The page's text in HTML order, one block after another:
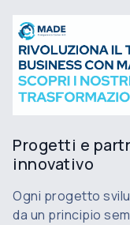
Progetti e
innovativo
Ogni progetto
da un principio